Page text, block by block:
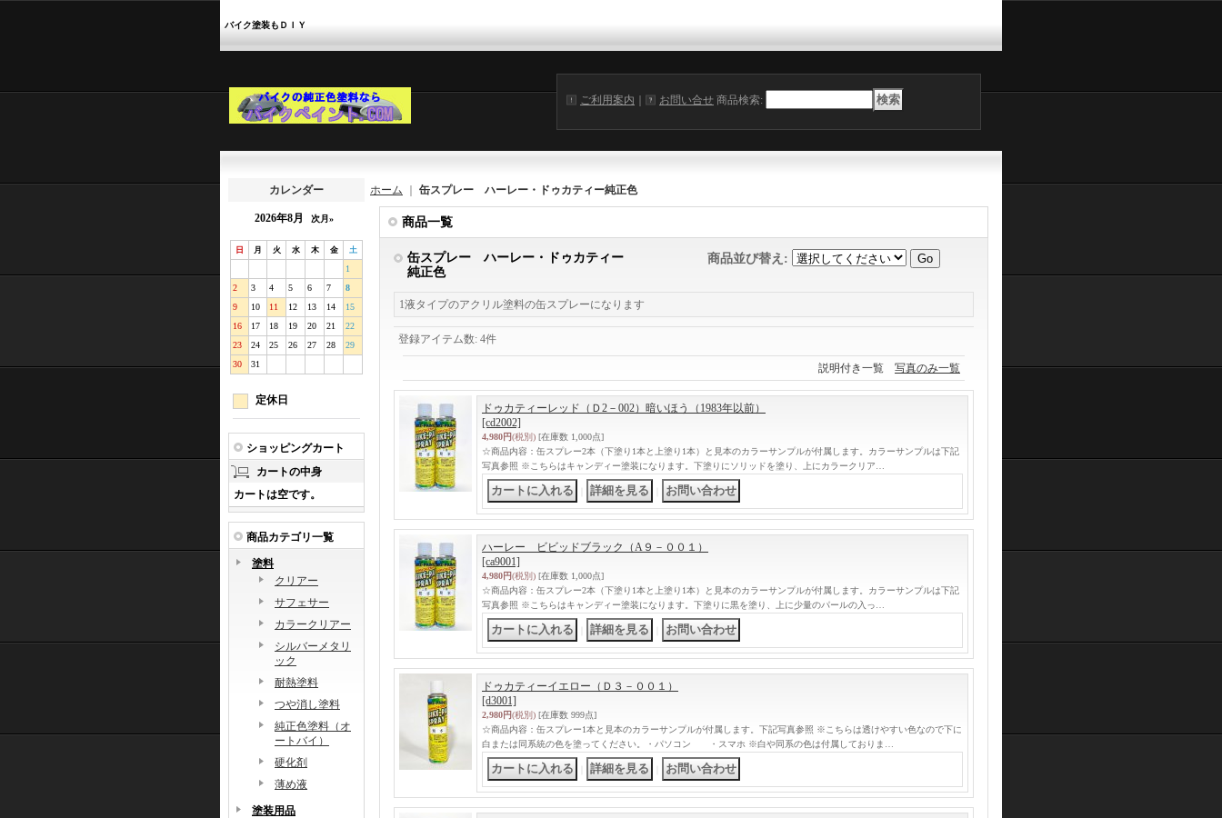
バイク塗装もＤＩＹ
ご利用案内 お問い合せ 商品検索:
カレンダー
2026年8月 次月»
日 月 火 水 木 金 土
1
2
3 4 5 6 7
8
9
10 11 12 13 14
15
16
17 18 19 20 21
22
23
24 25 26 27 28
29
30
31
定休日
ショッピングカート
カートの中身
カートは空です。
商品カテゴリ一覧
塗料
クリアー
サフェサー
カラークリアー
シルバーメタリ
ック
耐熱塗料
つや消し塗料
純正色塗料（オ
ートバイ）
硬化剤
薄め液
塗装用品
ホーム 缶スプレー ハーレー・ドゥカティー純正色
商品一覧
缶スプレー ハーレー・ドゥカティー
純正色
商品並び替え :
1液タイプのアクリル塗料の缶スプレーになります
登録アイテム数: 4件
説明付き一覧 写真のみ一覧
ドゥカティーレッド（Ｄ2－002）暗いほう（1983年以前）
[cd2002]
4,980円(税別) [在庫数 1,000点]
☆商品内容：缶スプレー2本（下塗り1本と上塗り1本）と見本のカラーサンプルが付属します。カラーサンプルは下記
写真参照 ※こちらはキャンディー塗装になります。下塗りにソリッドを塗り、上にカラークリア…
ハーレー ビビッドブラック（A９－００１）
[ca9001]
4,980円(税別) [在庫数 1,000点]
☆商品内容：缶スプレー2本（下塗り1本と上塗り1本）と見本のカラーサンプルが付属します。カラーサンプルは下記
写真参照 ※こちらはキャンディー塗装になります。下塗りに黒を塗り、上に少量のパールの入っ…
ドゥカティーイエロー（Ｄ３－００１）
[d3001]
2,980円(税別) [在庫数 999点]
☆商品内容：缶スプレー1本と見本のカラーサンプルが付属します。下記写真参照 ※こちらは透けやすい色なので下に
白または同系統の色を塗ってください。・パソコン ・スマホ ※白や同系の色は付属しておりま…